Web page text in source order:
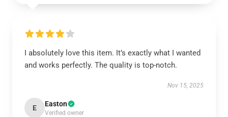
I absolutely love this item. It’s exactly what I wanted
and works perfectly. The quality is top-notch.
Nov 15, 2025
E Easton
Verified owner